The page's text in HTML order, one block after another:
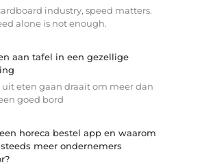
industry, speed matters.
alone is not enough.
aan tafel in een gezellige
uit eten gaan draait om meer dan
goed bord
horeca bestel app en waarom
meer ondernemers